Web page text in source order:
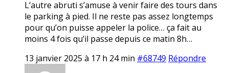
L’autre abruti s’amuse à venir faire des tours dans
le parking à pied. Il ne reste pas assez longtemps
pour qu’on puisse appeler la police… ça fait au
moins 4 fois qu’il passe depuis ce matin 8h…
13 janvier 2025 à 17 h 24 min #68749 Répondre